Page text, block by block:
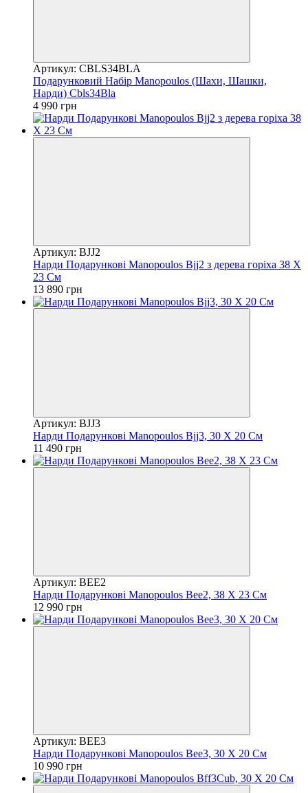
Артикул: CBLS34BLA
Подарунковий Набір Manopoulos (Шахи, Шашки,
Нарди) Cbls34Bla
4 990 грн
Артикул: BJJ2
Нарди Подарункові Manopoulos Bjj2 з дерева горіха 38 Х
23 См
13 890 грн
Артикул: BJJ3
Нарди Подарункові Manopoulos Bjj3, 30 Х 20 См
11 490 грн
Артикул: BEE2
Нарди Подарункові Manopoulos Bee2, 38 Х 23 См
12 990 грн
Артикул: BEE3
Нарди Подарункові Manopoulos Bee3, 30 Х 20 См
10 990 грн